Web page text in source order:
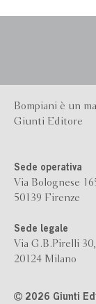
Bompiani è un
Giunti Editore
Sede operativa
Via Bolognese
50139 Firenze
Sede legale
Via G.B.Pirelli 30,
20124 Milano
2026 Giunti